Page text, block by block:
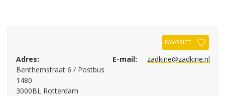
FAVORIET
Adres:
Benthemstraat 6 / Postbus
1480
3000BL Rotterdam
E-mail: zadkine@zadkine.nl